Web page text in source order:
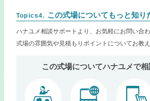
Topics4. この式場についてもっと知り
ハナユメ相談サポートより、お気軽にお問い合
式場の雰囲気や見積もりポイントについてお教え
この式場についてハナユメで